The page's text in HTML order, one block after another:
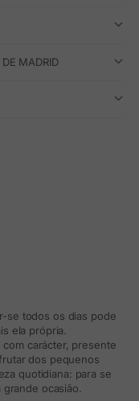
MADRID
se todos os dias pode
ela própria.
carácter, presente
dos pequenos
quotidiana: para se
ocasião.